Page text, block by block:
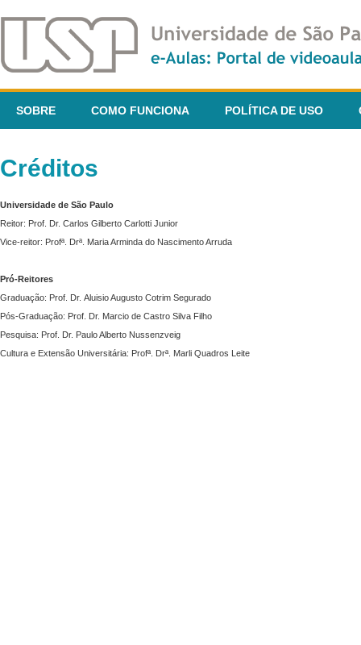
SOBRE COMO FUNCIONA POLÍTICA DE USO
Créditos
Universidade de São Paulo
Reitor: Prof. Dr. Carlos Gilberto Carlotti Junior
Vice-reitor: Profª. Drª. Maria Arminda do Nascimento Arruda
Pró-Reitores
Graduação: Prof. Dr. Aluisio Augusto Cotrim Segurado
Pós-Graduação: Prof. Dr. Marcio de Castro Silva Filho
Pesquisa: Prof. Dr. Paulo Alberto Nussenzveig
Cultura e Extensão Universitária: Profª. Drª. Marli Quadros Leite